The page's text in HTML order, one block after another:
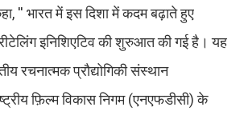
'' भारत में इस दिशा में कदम बढ़ाते हुए
इनिशिएटिव की शुरुआत की गई है। यह
रचनात्मक प्रौद्योगिकी संस्थान
फ़िल्म विकास निगम (एनएफडीसी) के